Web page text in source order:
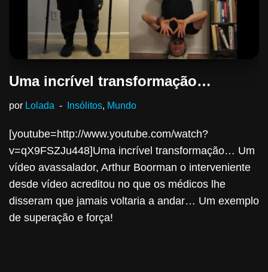
Uma incrível transformação…
por Lolada Insólitos, Mundo
[youtube=http://www.youtube.com/watch?
v=qX9FSZJu448]Uma incrível transformação… Um
vídeo avassalador, Arthur Boorman o interveniente
desde vídeo acreditou no que os médicos lhe
disseram que jamais voltaria a andar… Um exemplo
de superação e força!